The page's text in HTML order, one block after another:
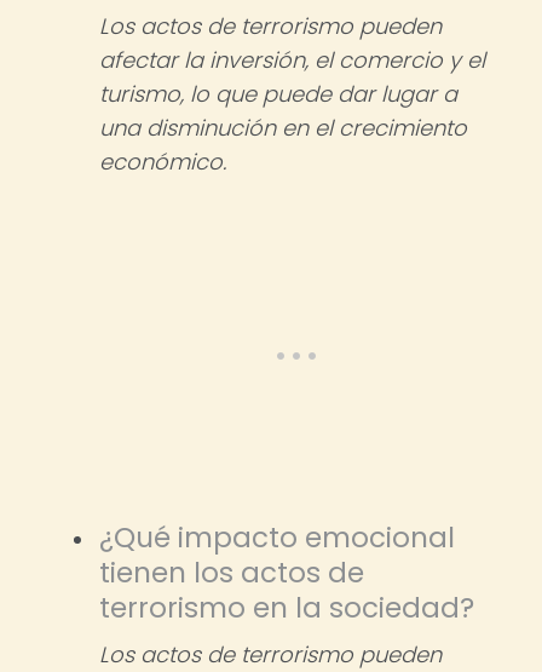
Los actos de terrorismo pueden
afectar la inversión, el comercio y el
turismo, lo que puede dar lugar a
una disminución en el crecimiento
económico.
¿Qué impacto emocional
tienen los actos de
terrorismo en la sociedad?
Los actos de terrorismo pueden